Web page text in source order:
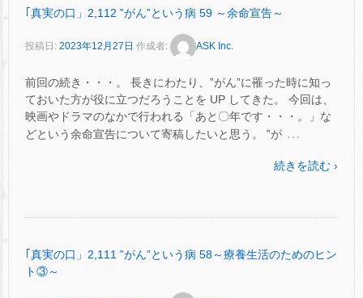
｢真実の口」2,112 ‟がん”という病 59 ～余命宣告～
投稿日: 2023年12月27日 作成者: ASK Inc.
前回の続き・・・。 長きにわたり、‟がん”に罹った時に知っ
ておいた方が役に立つだろうことを UP してきた。 今回は、
映画やドラマのなかで行われる「あと〇年です・・・。」な
どという余命宣告について寄稿したいと思う。 ‟が …
続きを読む ›
｢真実の口」2,111 ‟がん”という病 58～療養生活のためのヒン
ト③～